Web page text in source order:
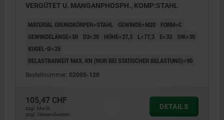
VERGÜTET U. MANGANPHOSPH., KOMP:STAHL
MATERIAL GRUNDKÖRPER=STAHL GEWINDE=M20
FORM=C
GEWINDELÄNGE=50
D3=20 HÖHE=27,3 L=77,3 E=33
SW=30
KUGEL-Ø=25
BELASTBARKEIT MAX. KN (NUR BEI STATISCHER BELASTUNG)=90
Bestellnummer: 02005-120
105,47 CHF
zzgl. MwSt.
zzgl. Versandkosten
DETAILS